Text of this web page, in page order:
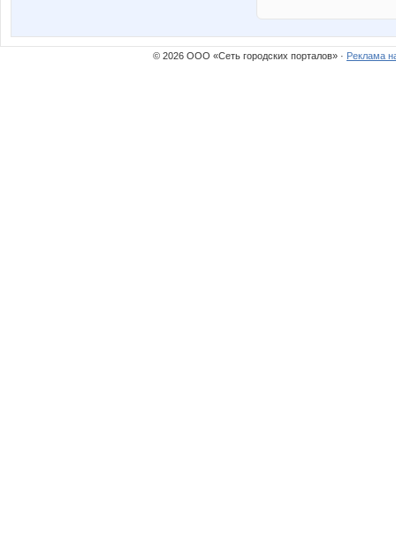
© 2026 ООО «Сеть городских порталов» · Реклама